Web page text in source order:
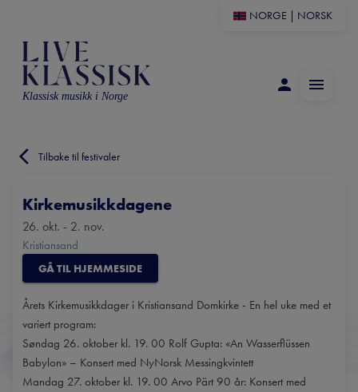
NORGE NORSK
Klassisk musikk i Norge
Tilbake til festivaler
Kirkemusikkdagene
26. okt. - 2. nov.
Kristiansand
GÅ TIL HJEMMESIDE
Årets Kirkemusikkdager i Kristiansand Domkirke - En hel uke med et
variert program:
Søndag 26. oktober kl. 19. 00 Rolf Gupta: «An Wasserflüssen
Babylon» – Konsert med NyNorsk Messingkvintett
Mandag 27. oktober kl. 19. 00 Arvo Pärt 90 år: Konsert med